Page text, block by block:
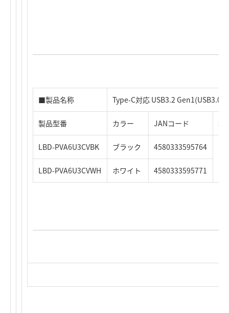
■製品名称 Type-C対応 USB3.2 Gen1(USB3.0)
製品型番 カラー JANコード 標
LBD-PVA6U3CVBK ブラック
4580333595764
LBD-PVA6U3CVWH
ホワイト 4580333595771